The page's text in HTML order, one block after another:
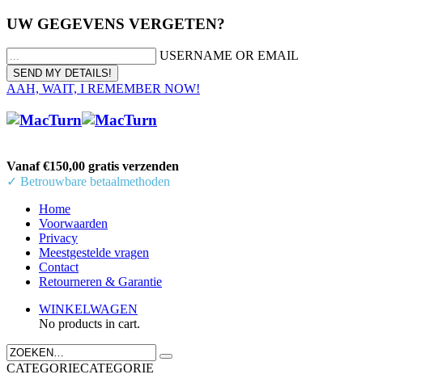
UW GEGEVENS VERGETEN?
USERNAME OR EMAIL
AAH, WAIT, I REMEMBER NOW!
Vanaf €150,00 gratis verzenden
✓ Betrouwbare betaalmethoden
Home
Voorwaarden
Privacy
Meestgestelde vragen
Contact
Retourneren & Garantie
WINKELWAGEN
No products in cart.
CATEGORIECATEGORIE